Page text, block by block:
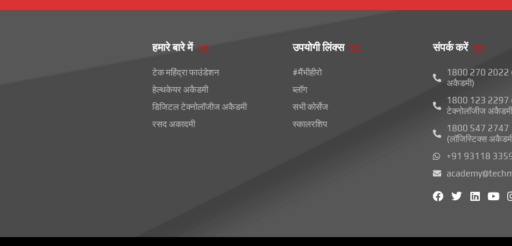
हमारे बारे में
टेक महिंद्रा फाउंडेशन
हेल्थकेयर अकैडमी
डिजिटल टेक्नोलॉजीज अकैडमी
रसद अकादमी
उपयोगी लिंक्स
#मैंभीहीरो
ब्लॉग
सभी कोर्सेज
स्कालरशिप
संपर्क करें
1800 270 2022
अकैडमी)
1800 123 2297
टेक्नोलॉजीज
1800 547 2747
(लॉजिस्टिक्स
+91 93118
फे
स
ट्वि
ट
L
i
यू
ट्यू